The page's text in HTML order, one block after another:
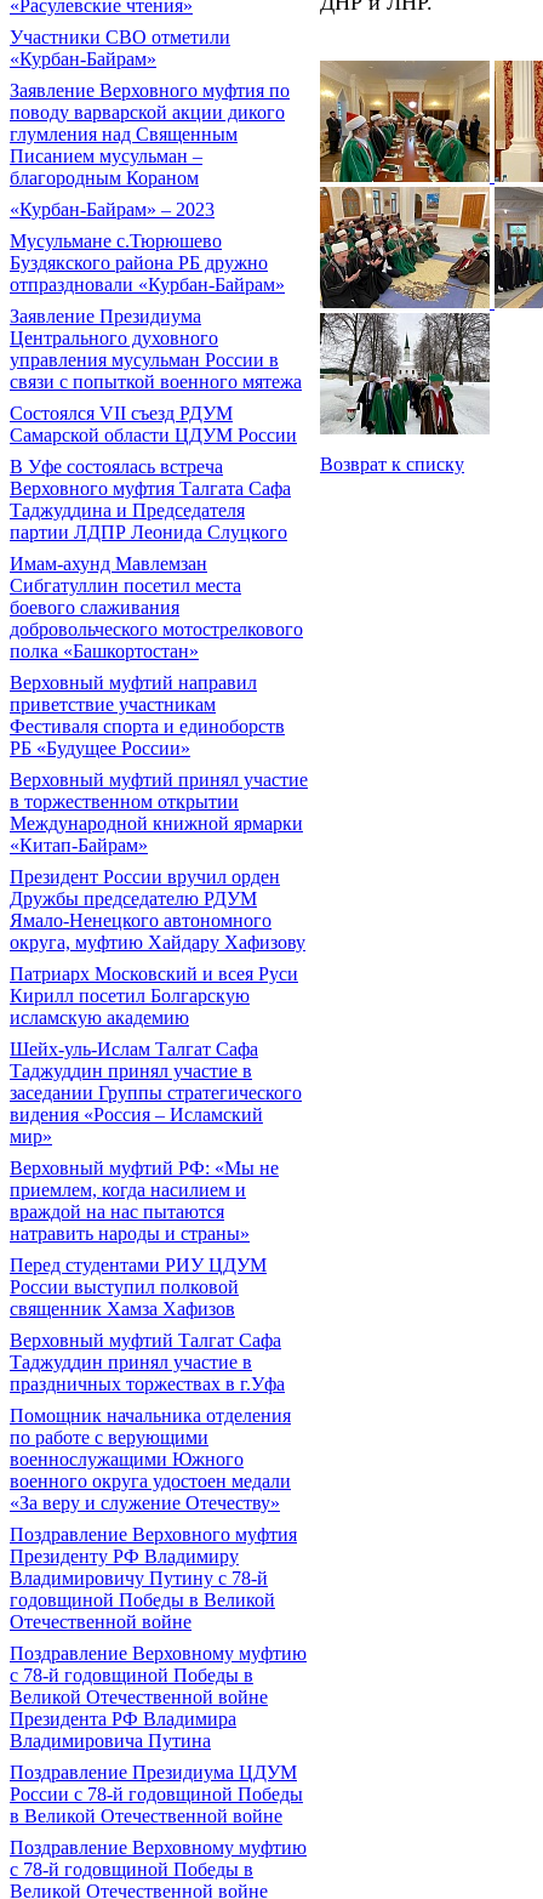
«Расулевские чтения»
Участники СВО отметили
«Курбан-Байрам»
Заявление Верховного муфтия по
поводу варварской акции дикого
глумления над Священным
Писанием мусульман –
благородным Кораном
«Курбан-Байрам» – 2023
Мусульмане с.Тюрюшево
Буздякского района РБ дружно
отпраздновали «Курбан-Байрам»
Заявление Президиума
Центрального духовного
управления мусульман России в
связи с попыткой военного мятежа
Состоялся VII съезд РДУМ
Самарской области ЦДУМ России
В Уфе состоялась встреча
Верховного муфтия Талгата Сафа
Таджуддина и Председателя
партии ЛДПР Леонида Слуцкого
Имам-ахунд Мавлемзан
Сибгатуллин посетил места
боевого слаживания
добровольческого мотострелкового
полка «Башкортостан»
Верховный муфтий направил
приветствие участникам
Фестиваля спорта и единоборств
РБ «Будущее России»
Верховный муфтий принял участие
в торжественном открытии
Международной книжной ярмарки
«Китап-Байрам»
Президент России вручил орден
Дружбы председателю РДУМ
Ямало-Ненецкого автономного
округа, муфтию Хайдару Хафизову
Патриарх Московский и всея Руси
Кирилл посетил Болгарскую
исламскую академию
Шейх-уль-Ислам Талгат Сафа
Таджуддин принял участие в
заседании Группы стратегического
видения «Россия – Исламский
мир»
Верховный муфтий РФ: «Мы не
приемлем, когда насилием и
враждой на нас пытаются
натравить народы и страны»
Перед студентами РИУ ЦДУМ
России выступил полковой
священник Хамза Хафизов
Верховный муфтий Талгат Сафа
Таджуддин принял участие в
праздничных торжествах в г.Уфа
Помощник начальника отделения
по работе с верующими
военнослужащими Южного
военного округа удостоен медали
«За веру и служение Отечеству»
Поздравление Верховного муфтия
Президенту РФ Владимиру
Владимировичу Путину с 78-й
годовщиной Победы в Великой
Отечественной войне
Поздравление Верховному муфтию
с 78-й годовщиной Победы в
Великой Отечественной войне
Президента РФ Владимира
Владимировича Путина
Поздравление Президиума ЦДУМ
России с 78-й годовщиной Победы
в Великой Отечественной войне
Поздравление Верховному муфтию
с 78-й годовщиной Победы в
Великой Отечественной войне
Возврат к списку